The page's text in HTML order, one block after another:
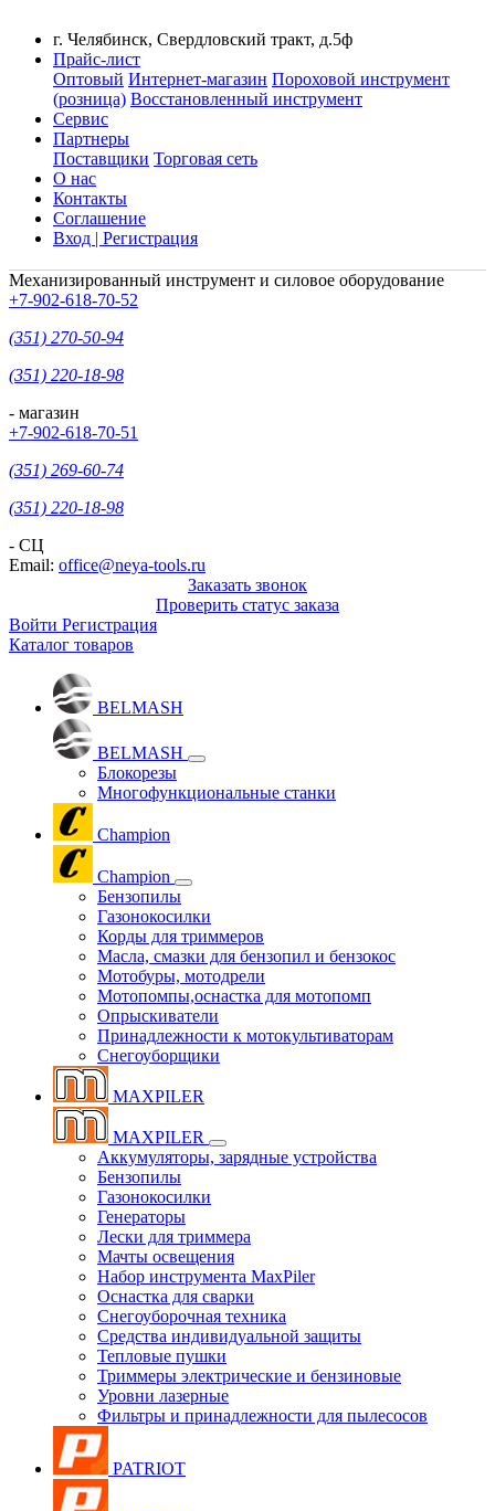
г. Челябинск, Свердловский тракт, д.5ф
Прайс-лист
Оптовый Интернет-магазин Пороховой инструмент
(розница) Восстановленный инструмент
Сервис
Партнеры
Поставщики Торговая сеть
О нас
Контакты
Соглашение
Вход | Регистрация
Механизированный инструмент и силовое оборудование
+7-902-618-70-52
(351) 270-50-94
(351) 220-18-98
- магазин
+7-902-618-70-51
(351) 269-60-74
(351) 220-18-98
- СЦ
Email: office@neya-tools.ru
Заказать звонок
Проверить статус заказа
Войти Регистрация
Каталог товаров
BELMASH
BELMASH
Блокорезы
Многофункциональные станки
Champion
Champion
Бензопилы
Газонокосилки
Корды для триммеров
Масла, смазки для бензопил и бензокос
Мотобуры, мотодрели
Мотопомпы,оснастка для мотопомп
Опрыскиватели
Принадлежности к мотокультиваторам
Снегоуборщики
MAXPILER
MAXPILER
Аккумуляторы, зарядные устройства
Бензопилы
Газонокосилки
Генераторы
Лески для триммера
Мачты освещения
Набор инструмента MaxPiler
Оснастка для сварки
Снегоуборочная техника
Средства индивидуальной защиты
Тепловые пушки
Триммеры электрические и бензиновые
Уровни лазерные
Фильтры и принадлежности для пылесосов
PATRIOT